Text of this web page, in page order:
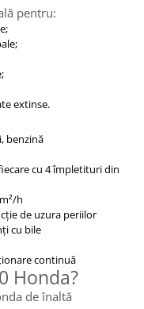
pentru:
extinse.
benzină
cu 4 împletituri din
h
de uzura periilor
cu bile
continuă
Honda?
de înaltă